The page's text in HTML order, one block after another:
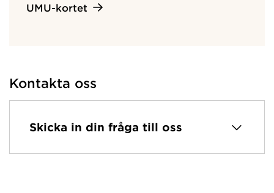
UMU-kortet
Kontakta oss
Skicka in din fråga till oss